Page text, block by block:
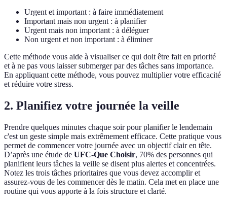
Urgent et important : à faire immédiatement
Important mais non urgent : à planifier
Urgent mais non important : à déléguer
Non urgent et non important : à éliminer
Cette méthode vous aide à visualiser ce qui doit être fait en priorité
et à ne pas vous laisser submerger par des tâches sans importance.
En appliquant cette méthode, vous pouvez multiplier votre efficacité
et réduire votre stress.
2. Planifiez votre journée la veille
Prendre quelques minutes chaque soir pour planifier le lendemain
c'est un geste simple mais extrêmement efficace. Cette pratique vous
permet de commencer votre journée avec un objectif clair en tête.
D’après une étude de UFC-Que Choisir, 70% des personnes qui
planifient leurs tâches la veille se disent plus alertes et concentrées.
Notez les trois tâches prioritaires que vous devez accomplir et
assurez-vous de les commencer dès le matin. Cela met en place une
routine qui vous apporte à la fois structure et clarté.